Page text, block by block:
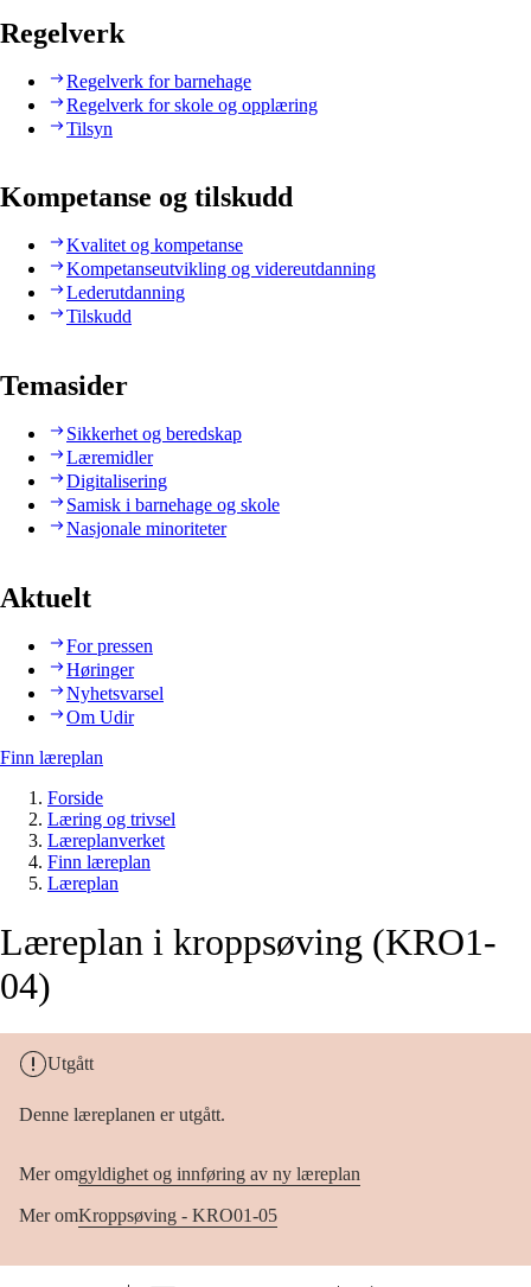
Regelverk
Regelverk for barnehage
Regelverk for skole og opplæring
Tilsyn
Kompetanse og tilskudd
Kvalitet og kompetanse
Kompetanseutvikling og videreutdanning
Lederutdanning
Tilskudd
Temasider
Sikkerhet og beredskap
Læremidler
Digitalisering
Samisk i barnehage og skole
Nasjonale minoriteter
Aktuelt
For pressen
Høringer
Nyhetsvarsel
Om Udir
Finn læreplan
Forside
Læring og trivsel
Læreplanverket
Finn læreplan
Læreplan
Læreplan i kroppsøving (KRO1-
04)
Utgått
Denne læreplanen er utgått.
Mer omgyldighet og innføring av ny læreplan
Mer omKroppsøving - KRO01-05